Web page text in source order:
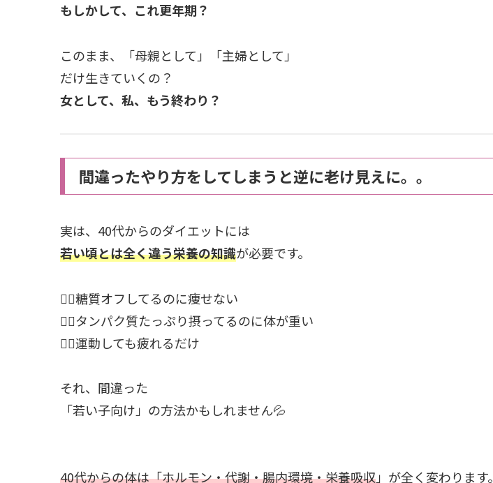
もしかして、これ更年期？
このまま、「母親として」「主婦として」
だけ生きていくの？
女として、私、もう終わり？
間違ったやり方をしてしまうと逆に老け見えに。。
実は、40代からのダイエットには
若い頃とは全く違う栄養の知識が必要です。
🙅‍♀️糖質オフしてるのに痩せない
🙅‍♀️タンパク質たっぷり摂ってるのに体が重い
🙅‍♀️運動しても疲れるだけ
それ、間違った
「若い子向け」の方法かもしれません💦
40代からの体は「ホルモン・代謝・腸内環境・栄養吸収」が全く変わります。